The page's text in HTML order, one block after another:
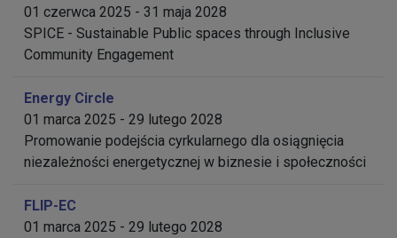
01 czerwca 2025 - 31 maja 2028
SPICE - Sustainable Public spaces through Inclusive
Community Engagement
Energy Circle
01 marca 2025 - 29 lutego 2028
Promowanie podejścia cyrkularnego dla osiągnięcia
niezależności energetycznej w biznesie i społeczności
FLIP-EC
01 marca 2025 - 29 lutego 2028